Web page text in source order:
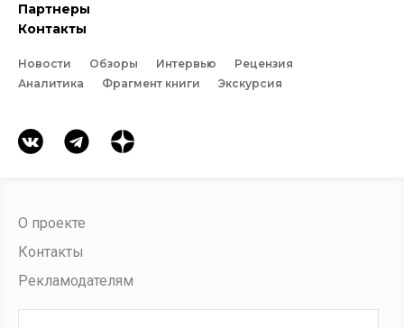
Партнеры
Контакты
Новости Обзоры Интервью
Рецензия
Аналитика
Фрагмент книги Экскурсия
О проекте
Контакты
Рекламодателям